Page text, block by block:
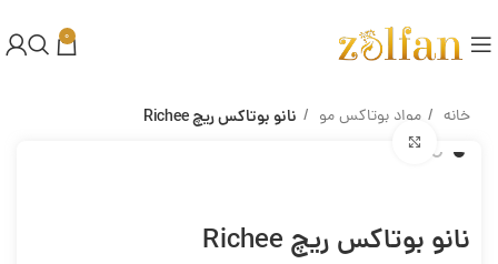
0
خانه مواد بوتاکس مو نانو بوتاکس ریچ Richee
نانو بوتاکس ریچ Richee